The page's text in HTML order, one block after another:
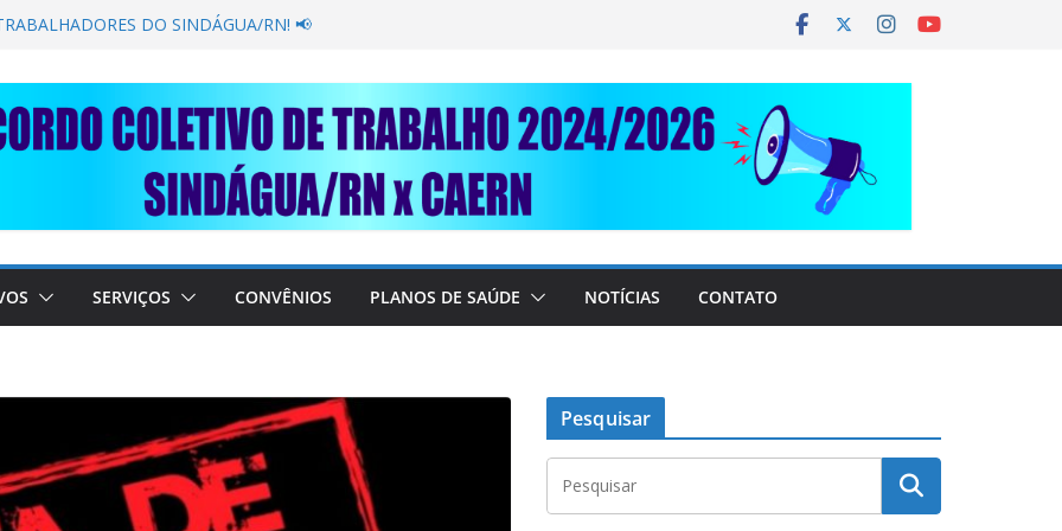
SECAR SUA TORNEIRA: UNIDOS
em importante debate com o Ministro
A SABESP! 🚨
AJUDE O NOSSO
RAIMUNDO DA CAERN!
SERVIÇOS CONVÊNIOS PLANOS DE SAÚDE NOTÍCIAS CONTATO
Pesquisar